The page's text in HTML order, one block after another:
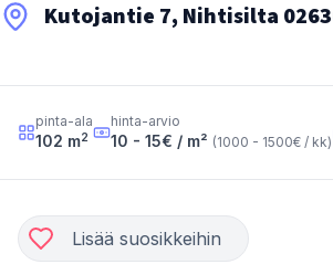
Kutojantie 7, Nihtisilta
pinta-ala
102 m2
hinta-arvio
10 - 15€ / m² (1000 - 1500€ / kk)
Lisää suosikkeihin